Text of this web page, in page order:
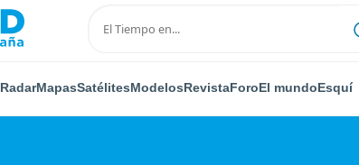
RadarMapasSatélitesModelosRevistaForoEl mundoEsquí